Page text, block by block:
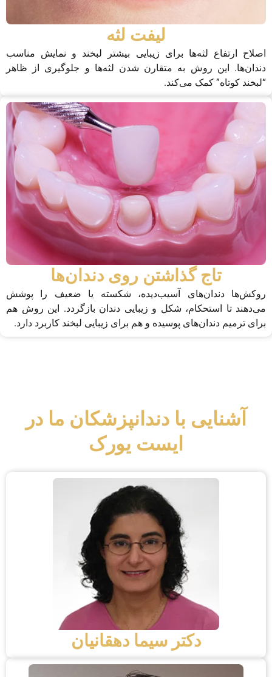
لیفت لثه
اصلاح ارتفاع لثه‌ها برای زیبایی بیشتر لبخند و نمایش مناسب
دندان‌ها. این روش به متقارن شدن لثه‌ها و جلوگیری از ظاهر
“لبخند کوتاه” کمک می‌کند.
تاج گذاشتن روی دندان‌ها
روکش‌ها دندان‌های آسیب‌دیده، شکسته یا ضعیف را پوشش
می‌دهند تا استحکام، شکل و زیبایی دندان بازگردد. این روش هم
برای ترمیم دندان‌های پوسیده و هم برای زیبایی لبخند کاربرد دارد.
آشنایی با دندانپزشکان ما در
ایست یورک
دکتر سیما دهقانیان